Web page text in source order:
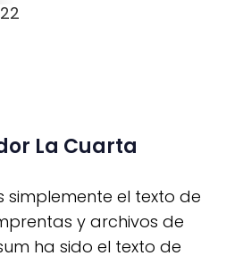
La Cuarta
simplemente el texto de
y archivos de
ha sido el texto de